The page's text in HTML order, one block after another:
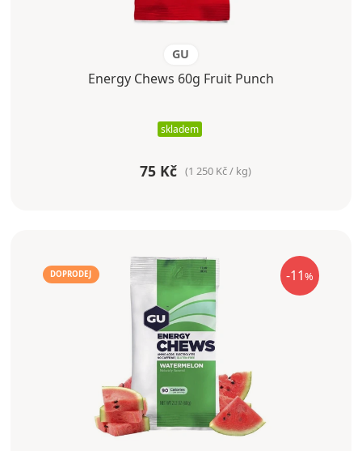
GU
Energy Chews 60g Fruit Punch
skladem
75 Kč (1 250 Kč / kg)
-11%
DOPRODEJ